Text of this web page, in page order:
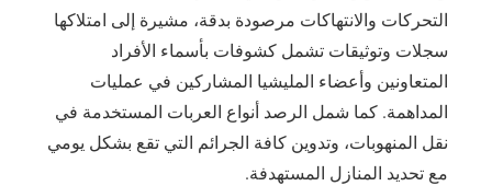
التحركات والانتهاكات مرصودة بدقة، مشيرة إلى امتلاكها
سجلات وتوثيقات تشمل كشوفات بأسماء الأفراد
المتعاونين وأعضاء المليشيا المشاركين في عمليات
المداهمة. كما شمل الرصد أنواع العربات المستخدمة في
نقل المنهوبات، وتدوين كافة الجرائم التي تقع بشكل يومي
مع تحديد المنازل المستهدفة.